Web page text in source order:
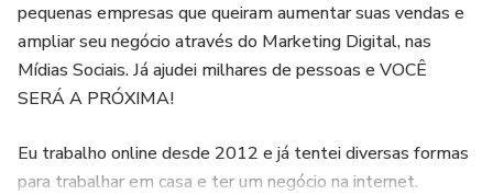
pequenas empresas que queiram aumentar suas vendas e
ampliar seu negócio através do Marketing Digital, nas
Mídias Sociais. Já ajudei milhares de pessoas e VOCÊ
SERÁ A PRÓXIMA!
Eu trabalho online desde 2012 e já tentei diversas formas
para trabalhar em casa e ter um negócio na internet.